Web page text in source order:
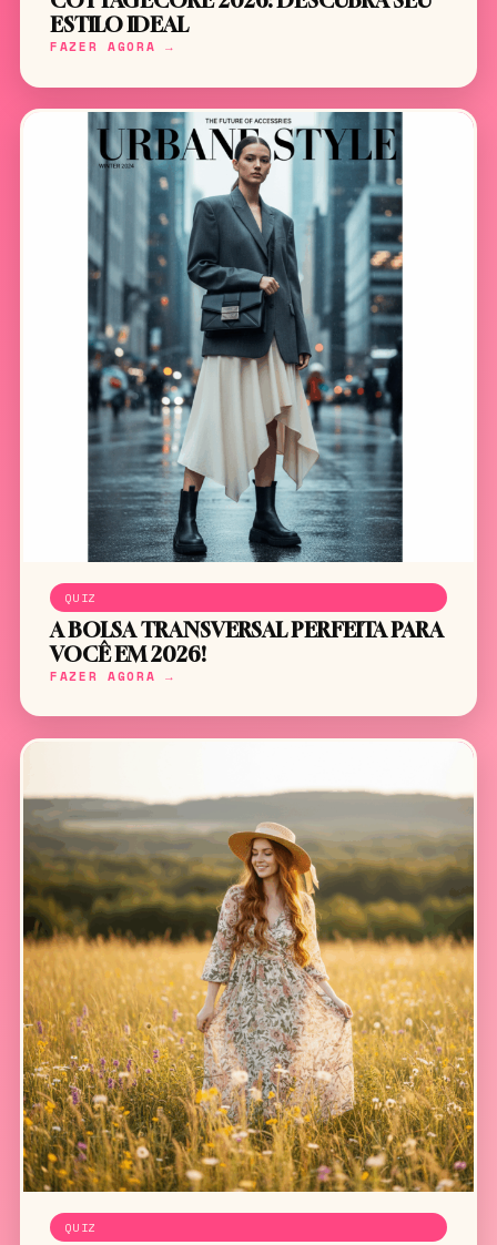
ESTILO IDEAL
FAZER AGORA →
QUIZ
A BOLSA TRANSVERSAL PERFEITA PARA
VOCÊ EM 2026!
FAZER AGORA →
QUIZ